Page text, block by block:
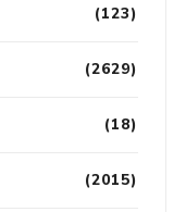
(123)
(2629)
(18)
(2015)